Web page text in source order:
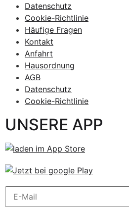
Datenschutz
Cookie-Richtlinie
Häufige Fragen
Kontakt
Anfahrt
Hausordnung
AGB
Datenschutz
Cookie-Richtlinie
UNSERE APP